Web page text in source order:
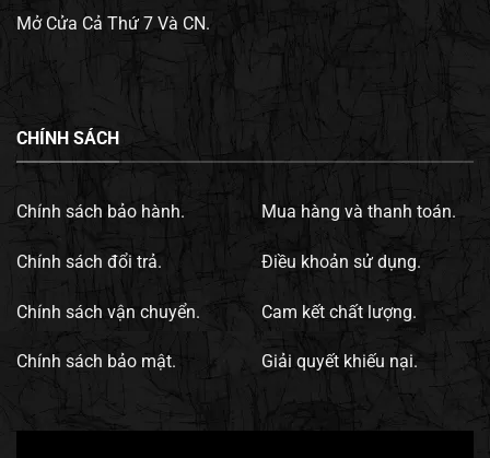
Mở Cửa Cả Thứ 7 Và CN.
CHÍNH SÁCH
Chính sách bảo hành.
Chính sách đổi trả.
Chính sách vận chuyển.
Chính sách bảo mật.
Mua hàng và thanh toán.
Điều khoản sử dụng.
Cam kết chất lượng.
Giải quyết khiếu nại.